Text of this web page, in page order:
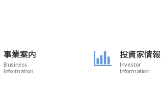
事業案内
Business
Information
投資家情報
Investor
Information